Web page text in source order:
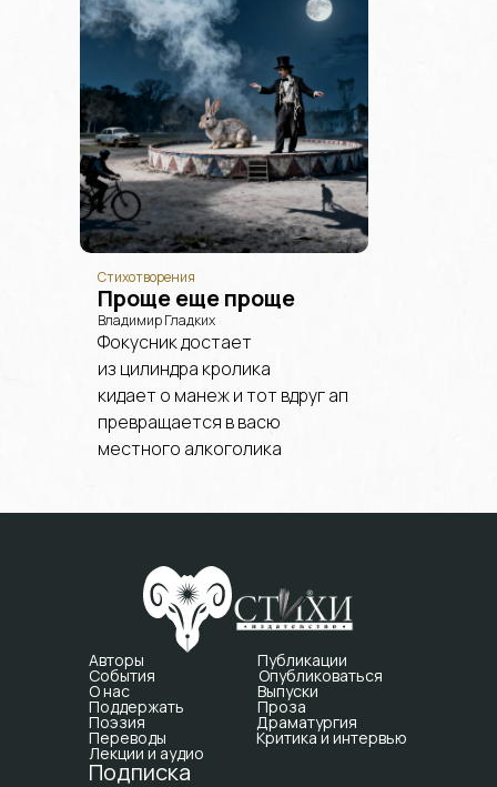
Стихотворения
Проще еще проще
Владимир Гладких
Фокусник достает
из цилиндра кролика
кидает о манеж и тот вдруг ап
превращается в васю
местного алкоголика
Авторы Публикации
События Опубликоваться
О нас Выпуски
Поддержать Проза
Поэзия Драматургия
Переводы Критика и интервью
Лекции и аудио
Подписка